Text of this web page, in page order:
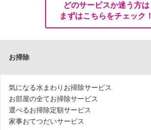
どのサービスか迷う方は
まずはこちらをチェック！
お掃除
気になる水まわりお掃除サービス
お部屋の全てお掃除サービス
選べるお掃除定額サービス
家事おてつだいサービス